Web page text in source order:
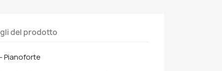
del prodotto
Pianoforte